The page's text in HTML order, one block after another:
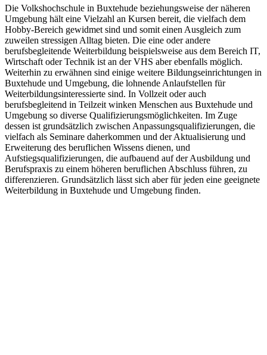
Die Volkshochschule in Buxtehude beziehungsweise der näheren
Umgebung hält eine Vielzahl an Kursen bereit, die vielfach dem
Hobby-Bereich gewidmet sind und somit einen Ausgleich zum
zuweilen stressigen Alltag bieten. Die eine oder andere
berufsbegleitende Weiterbildung beispielsweise aus dem Bereich IT,
Wirtschaft oder Technik ist an der VHS aber ebenfalls möglich.
Weiterhin zu erwähnen sind einige weitere Bildungseinrichtungen in
Buxtehude und Umgebung, die lohnende Anlaufstellen für
Weiterbildungsinteressierte sind. In Vollzeit oder auch
berufsbegleitend in Teilzeit winken Menschen aus Buxtehude und
Umgebung so diverse Qualifizierungsmöglichkeiten. Im Zuge
dessen ist grundsätzlich zwischen Anpassungsqualifizierungen, die
vielfach als Seminare daherkommen und der Aktualisierung und
Erweiterung des beruflichen Wissens dienen, und
Aufstiegsqualifizierungen, die aufbauend auf der Ausbildung und
Berufspraxis zu einem höheren beruflichen Abschluss führen, zu
differenzieren. Grundsätzlich lässt sich aber für jeden eine geeignete
Weiterbildung in Buxtehude und Umgebung finden.